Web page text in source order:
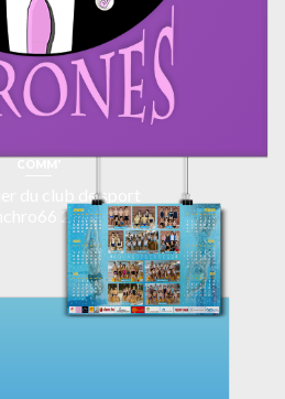
du club de sport
2016 / 2017